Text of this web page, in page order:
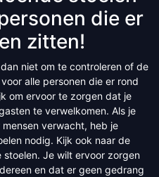
die er
zitten!
niet om te controleren of de
alle personen die er rond
om ervoor te zorgen dat je
te verwelkomen. Als je
verwacht, heb je
nodig. Kijk ook naar de
Je wilt ervoor zorgen
en dat er geen gedrang